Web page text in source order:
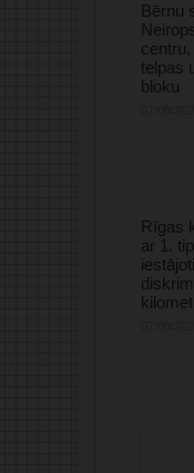
Bērnu
telpas
bloku
Rīgas
ar 1.